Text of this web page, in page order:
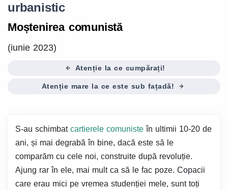
urbanistic
Moștenirea comunistă
(iunie 2023)
Atenție la ce cumpărați!
Atenție mare la ce este sub fațadă!
S-au schimbat cartierele comuniste în ultimii 10-20 de
ani, și mai degrabă în bine, dacă este să le
comparăm cu cele noi, construite după revoluție.
Ajung rar în ele, mai mult ca să le fac poze. Copacii
care erau mici pe vremea studenției mele, sunt toți